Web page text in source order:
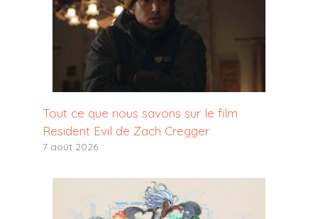
Tout ce que nous savons sur le film
Resident Evil de Zach Cregger
7 août 2026